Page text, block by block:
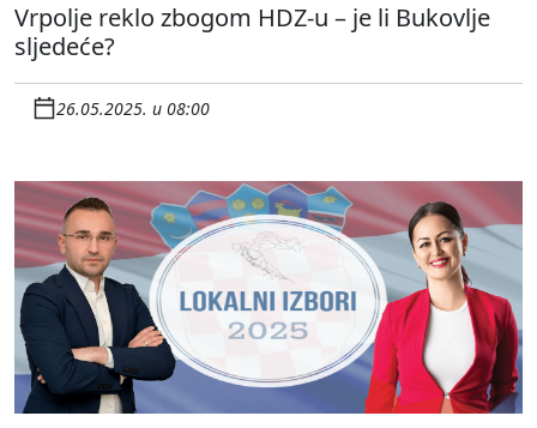
Vrpolje reklo zbogom HDZ-u – je li Bukovlje
sljedeće?
26.05.2025. u 08:00